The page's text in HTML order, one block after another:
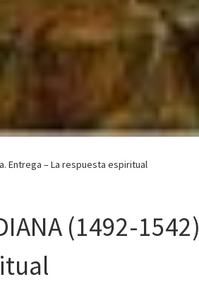
Entrega – La respuesta espiritual
(1492-1542)